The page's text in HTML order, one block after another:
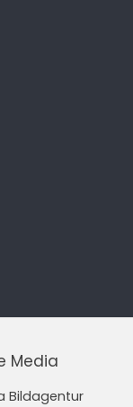
Media
Bildagentur